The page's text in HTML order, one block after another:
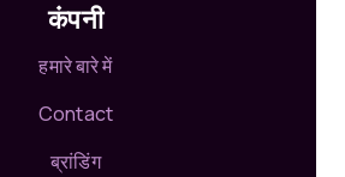
कंपनी
हमारे बारे में
Contact
ब्रांडिंग